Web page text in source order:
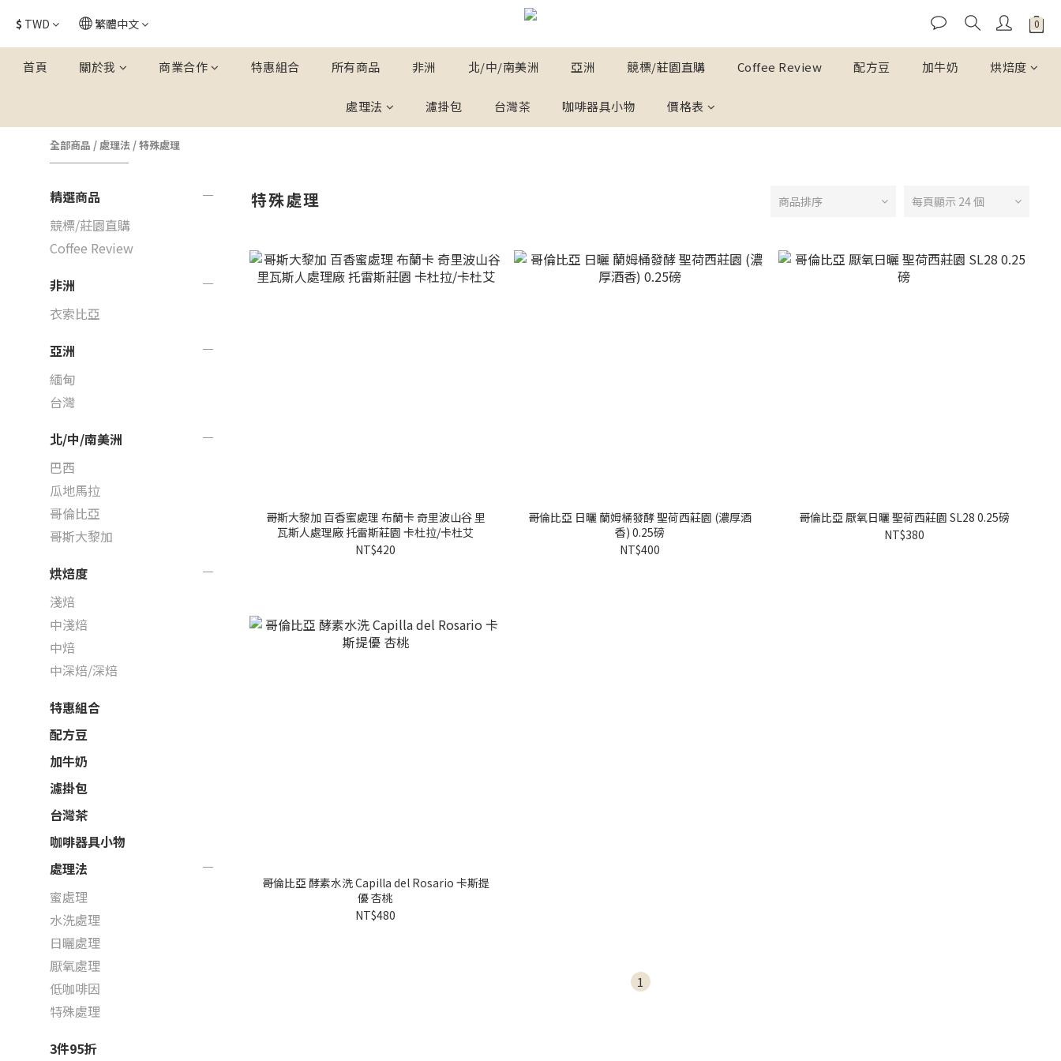
$ TWD 繁體中文
首頁 關於我 商業合作 特惠組合 所有商品 非洲 北/中/南美洲 亞洲 競標/莊園直購 Coffee Review 配方豆 加牛奶 烘焙度
處理法 濾掛包 台灣茶 咖啡器具小物 價格表
全部商品 /處理法 /特殊處理
精選商品
競標/莊園直購
Coffee Review
非洲
衣索比亞
亞洲
緬甸
台灣
北/中/南美洲
巴西
瓜地馬拉
哥倫比亞
哥斯大黎加
烘焙度
淺焙
中淺焙
中焙
中深焙/深焙
特惠組合
配方豆
加牛奶
濾掛包
台灣茶
咖啡器具小物
處理法
蜜處理
水洗處理
日曬處理
厭氧處理
低咖啡因
特殊處理
3件95折
特殊處理 商品排序 每頁顯示 24 個
哥斯大黎加 百香蜜處理 布蘭卡 奇里波山谷 里
瓦斯人處理廠 托雷斯莊園 卡杜拉/卡杜艾
NT$420
哥倫比亞 日曬 蘭姆桶發酵 聖荷西莊園 (濃厚酒
香) 0.25磅
NT$400
哥倫比亞 厭氧日曬 聖荷西莊園 SL28 0.25磅
NT$380
哥倫比亞 酵素水洗 Capilla del Rosario 卡斯提
優 杏桃
NT$480
1